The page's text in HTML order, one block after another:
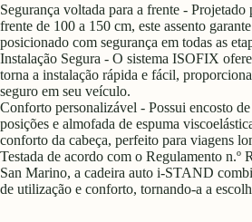
Segurança voltada para a frente - Projetado
frente de 100 a 150 cm, este assento
posicionado com segurança em todas as
Instalação Segura - O sistema ISOFIX
torna a instalação rápida e fácil,
seguro em seu veículo.
Conforto personalizável - Possui encosto
posições e almofada de espuma
conforto da cabeça, perfeito para viagens
Testada de acordo com o Regulamento n.º
San Marino, a cadeira auto i-STAND
de utilização e conforto, tornando-a a